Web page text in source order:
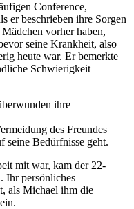
Conference,
er beschrieben ihre Sorgen
vorher haben,
seine Krankheit, also
heute war. Er bemerkte
Schwierigkeit
ihre
des Freundes
seine Bedürfnisse geht.
mit war, kam der 22-
Ihr persönliches
als Michael ihm die